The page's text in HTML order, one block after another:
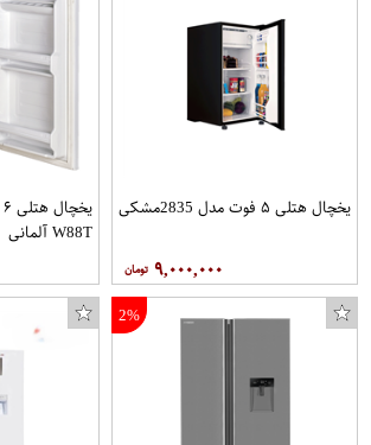
یخچال هتلی ۵ فوت مدل 2835مشکی
۹,۰۰۰,۰۰۰
W88T آلمانی
2%